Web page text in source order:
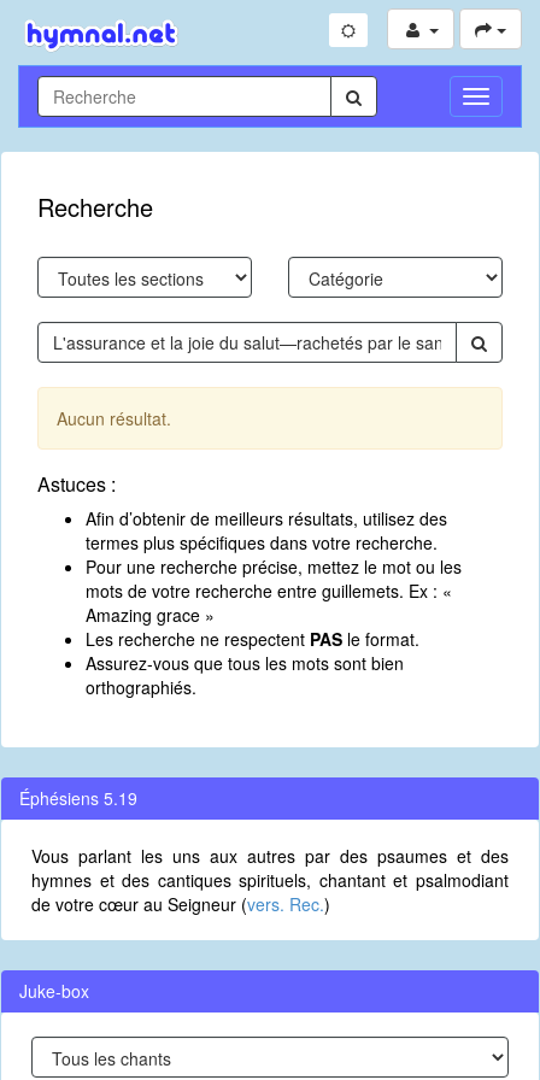
Toggle
Recherche
Aucun résultat.
Astuces :
Afin d’obtenir de meilleurs résultats, utilisez des
termes plus spécifiques dans votre recherche.
Pour une recherche précise, mettez le mot ou les
mots de votre recherche entre guillemets. Ex : «
Amazing grace »
Les recherche ne respectent PAS le format.
Assurez-vous que tous les mots sont bien
orthographiés.
Éphésiens 5.19
Vous parlant les uns aux autres par des psaumes et des
hymnes et des cantiques spirituels, chantant et psalmodiant
de votre cœur au Seigneur (vers. Rec.)
Juke-box